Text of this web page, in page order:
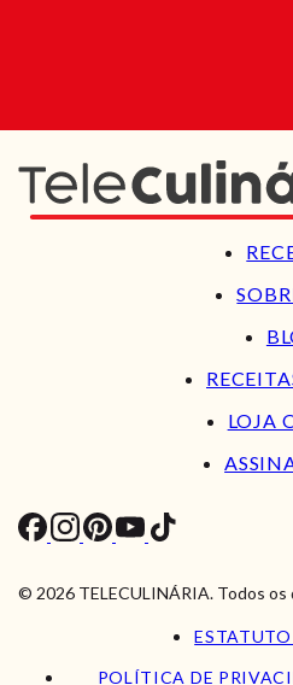
LOJA
© 2026 TELECULINÁRIA. Todos
POLÍTICA DE